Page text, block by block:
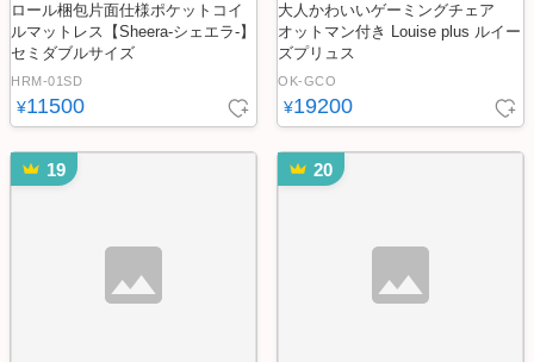
ロール梱包片面仕様ポケットコイ
ルマットレス【Sheera-シェエラ-】
セミダブルサイズ
HRM-01SD
¥11500
大人かわいいゲーミングチェア
オットマン付き Louise plus ルイー
ズプリュス
OK-GCO
¥19200
19 20